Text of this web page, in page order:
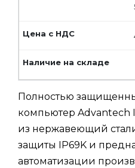
Полностью
компьютер Advantech
из нержавеющий
защиты IP69K и
автоматизации